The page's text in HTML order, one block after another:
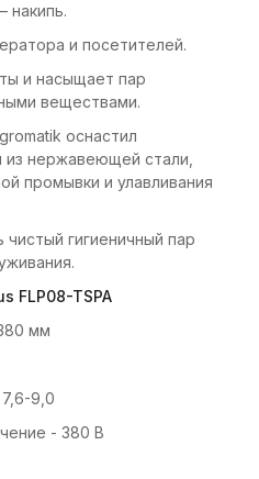
накипь.
и посетителей.
и насыщает пар
веществами.
оснастил
нержавеющей стали,
промывки и улавливания
гигиеничный пар
FLP08-TSPA
мм
7,6-9,0
- 380 В